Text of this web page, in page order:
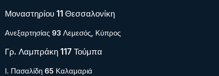
Μοναστηρίου 11 Θεσσαλονίκη
Ανεξαρτησίας 93 Λεμεσός, Κύπρος
Γρ. Λαμπράκη 117 Τούμπα
Ι. Πασαλίδη 65 Καλαμαριά